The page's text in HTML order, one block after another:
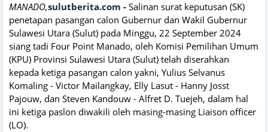
MANADO,sulutberita.com - Salinan surat keputusan (SK)
penetapan pasangan calon Gubernur dan Wakil Gubernur
Sulawesi Utara (Sulut) pada Minggu, 22 September 2024
siang tadi Four Point Manado, oleh Komisi Pemilihan Umum
(KPU) Provinsi Sulawesi Utara (Sulut) telah diserahkan
kepada ketiga pasangan calon yakni, Yulius Selvanus
Komaling - Victor Mailangkay, Elly Lasut - Hanny Josst
Pajouw, dan Steven Kandouw - Alfret D. Tuejeh, dalam hal
ini ketiga paslon diwakili oleh masing-masing Liaison officer
(LO).